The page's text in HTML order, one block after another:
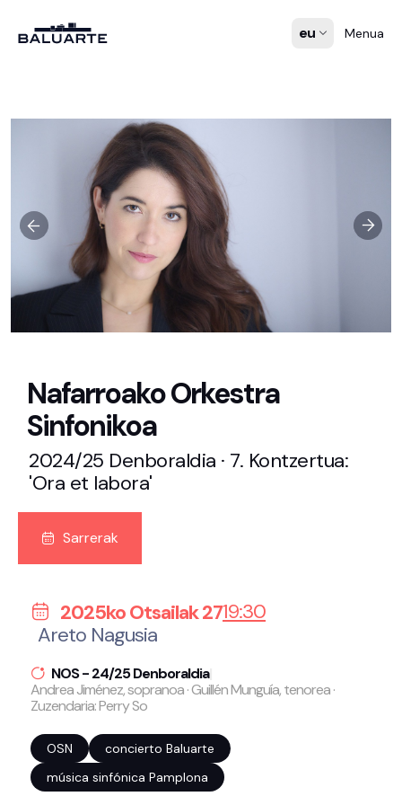
eu Menua
Nafarroako Orkestra
Sinfonikoa
2024/25 Denboraldia · 7. Kontzertua:
'Ora et labora'
Sarrerak
2025ko Otsailak 2719:30
Areto Nagusia
NOS - 24/25 Denboraldia|
Andrea Jiménez, sopranoa · Guillén Munguía, tenorea ·
Zuzendaria: Perry So
OSN
concierto Baluarte
música sinfónica Pamplona